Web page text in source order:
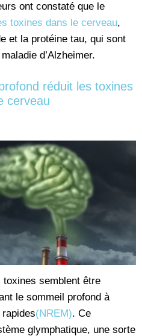
ont constaté que le
toxines dans le cerveau,
et la protéine tau, qui sont
d’Alzheimer.
réduit les toxines
cerveau
toxines semblent être
le sommeil profond à
(NREM). Ce
glymphatique, une sorte